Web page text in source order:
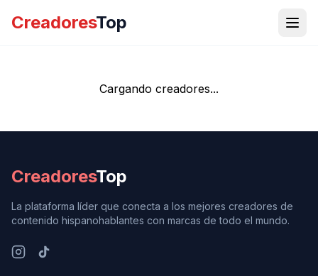
CreadoresTop
Cargando creadores...
CreadoresTop
La plataforma líder que conecta a los mejores creadores de
contenido hispanohablantes con marcas de todo el mundo.